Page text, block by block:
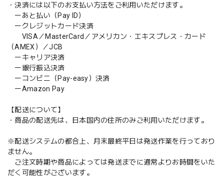
・決済には以下のお支払い方法をご利用いただけます。
ーあと払い（Pay ID）
ークレジットカード決済
VISA／MasterCard／アメリカン・エキスプレス・カード
（AMEX）／JCB
ーキャリア決済
ー銀行振込決済
ーコンビニ（Pay-easy）決済
ーAmazon Pay
【配送について】
・商品の配送先は、日本国内の住所のみご利用いただけます。
※配送システムの都合上、月末最終平日は発送作業を行っており
ません。
ご注文時期や商品によっては発送までに通常よりお時間をいた
だく可能性がございます。